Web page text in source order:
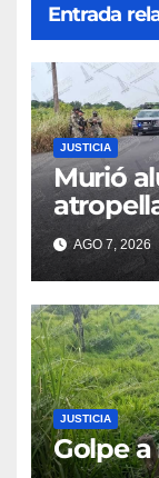
Entrada
JUSTICIA
Murió
AGO 7, 2026
JUSTICIA
Golpe